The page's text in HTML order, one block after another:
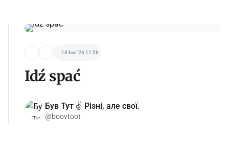
18 kwi '26 11:58
Idź spać
Був Тут ✌️ Різні, але свої.
@boovtoot